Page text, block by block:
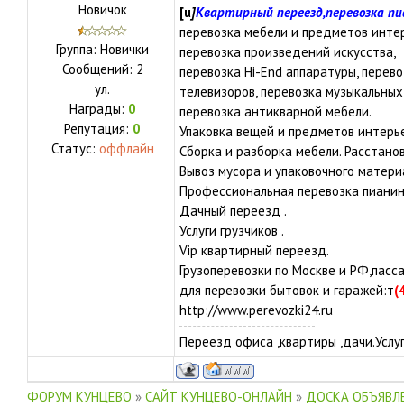
Новичок
Группа: Новички
Сообщений: 2
ул.
Награды: 0
Репутация: 0
Статус: оффлайн
[u]Квартирный переезд,перевозка
перевозка мебели и предметов
перевозка произведений искусства,
перевозка Hi-End аппаратуры,
телевизоров, перевозка
перевозка антикварной мебели.
Упаковка вещей и предметов
Сборка и разборка мебели.
Вывоз мусора и упаковочного
Профессиональная перевозка
Дачный переезд .
Услуги грузчиков .
Vip квартирный переезд.
Грузоперевозки по Москве и
для перевозки бытовок и гаражей:т
http://www.perevozki24.ru
Переезд офиса ,квартиры
ФОРУМ КУНЦЕВО » САЙТ КУНЦЕВО-ОНЛАЙН » ДОСКА